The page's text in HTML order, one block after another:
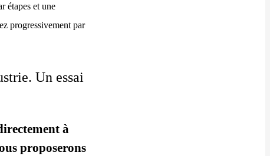
étapes et une
progressivement par
Un essai
à
proposerons